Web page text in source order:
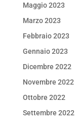
Maggio 2023
Marzo 2023
Febbraio 2023
Gennaio 2023
Dicembre 2022
Novembre 2022
Ottobre 2022
Settembre 2022